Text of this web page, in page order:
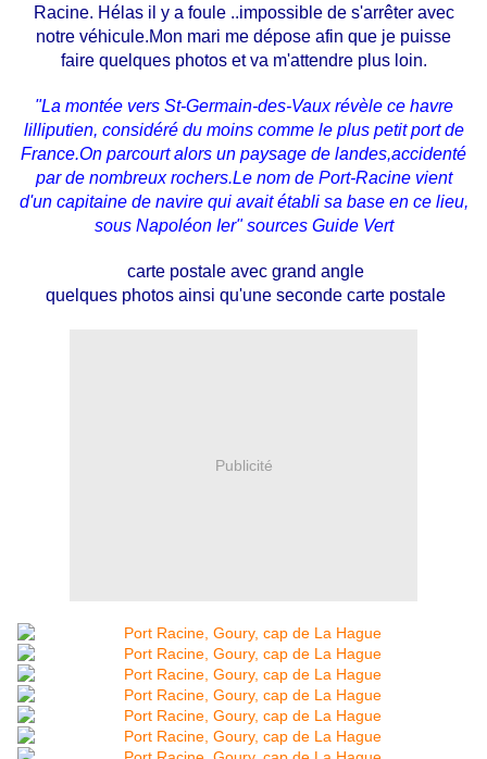
Racine. Hélas il y a foule ..impossible de s'arrêter avec
notre véhicule.Mon mari me dépose afin que je puisse
faire quelques photos et va m'attendre plus loin.
"La montée vers St-Germain-des-Vaux révèle ce havre
lilliputien, considéré du moins comme le plus petit port de
France.On parcourt alors un paysage de landes,accidenté
par de nombreux rochers.Le nom de Port-Racine vient
d'un capitaine de navire qui avait établi sa base en ce lieu,
sous Napoléon Ier" sources Guide Vert
carte postale avec grand angle
quelques photos ainsi qu'une seconde carte postale
Publicité